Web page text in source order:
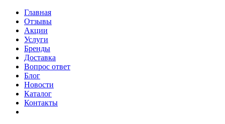
Главная
Отзывы
Акции
Услуги
Бренды
Доставка
Вопрос ответ
Блог
Новости
Каталог
Контакты